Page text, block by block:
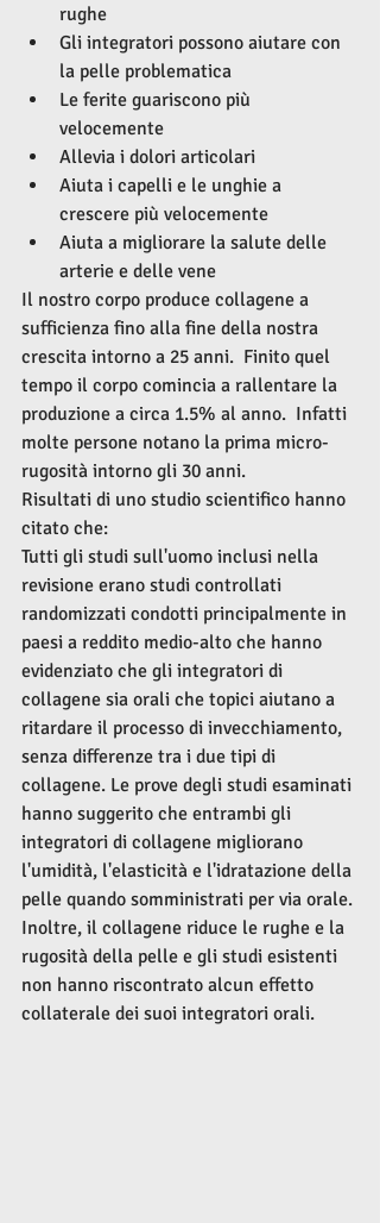
rughe
Gli integratori possono aiutare con
la pelle problematica
Le ferite guariscono più
velocemente
Allevia i dolori articolari
Aiuta i capelli e le unghie a
crescere più velocemente
Aiuta a migliorare la salute delle
arterie e delle vene
Il nostro corpo produce collagene a
sufficienza fino alla fine della nostra
crescita intorno a 25 anni.  Finito quel
tempo il corpo comincia a rallentare la
produzione a circa 1.5% al anno.  Infatti
molte persone notano la prima micro-
rugosità intorno gli 30 anni.
Risultati di uno studio scientifico hanno
citato che:
Tutti gli studi sull'uomo inclusi nella
revisione erano studi controllati
randomizzati condotti principalmente in
paesi a reddito medio-alto che hanno
evidenziato che gli integratori di
collagene sia orali che topici aiutano a
ritardare il processo di invecchiamento,
senza differenze tra i due tipi di
collagene. Le prove degli studi esaminati
hanno suggerito che entrambi gli
integratori di collagene migliorano
l'umidità, l'elasticità e l'idratazione della
pelle quando somministrati per via orale.
Inoltre, il collagene riduce le rughe e la
rugosità della pelle e gli studi esistenti
non hanno riscontrato alcun effetto
collaterale dei suoi integratori orali.